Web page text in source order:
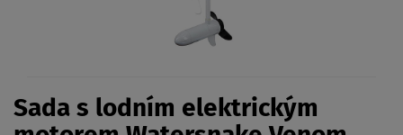
Sada s lodním elektrickým